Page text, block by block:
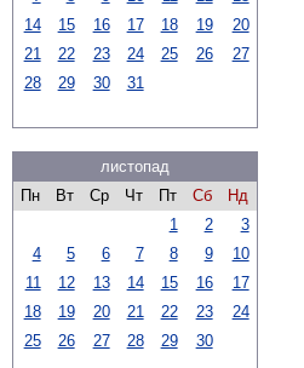
14
15 16 17 18 19
20
21
22 23 24 25 26
27
28
29 30 31
листопад
Пн
Вт Ср Чт Пт Сб
Нд
1
2
3
4
5 6 7 8 9
10
11
12 13 14 15 16
17
18
19 20 21 22 23
24
25
26 27 28 29 30